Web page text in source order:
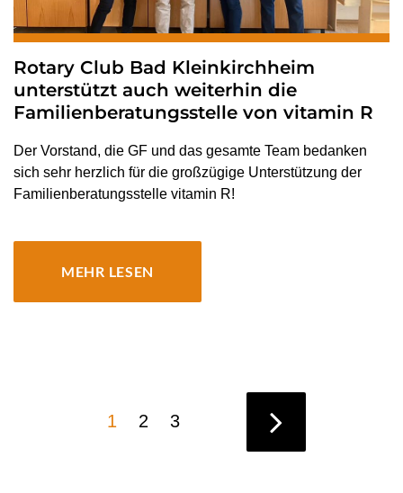
Rotary Club Bad Kleinkirchheim
unterstützt auch weiterhin die
Familienberatungsstelle von vitamin R
Der Vorstand, die GF und das gesamte Team bedanken
sich sehr herzlich für die großzügige Unterstützung der
Familienberatungsstelle vitamin R!
MEHR LESEN
1
2 3